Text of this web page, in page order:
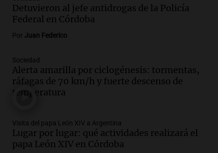
lluvias, senadores manifiestan
oposición a ley de tierras
Panorama Federal
Audio.
centro de esquí Penitentes Park tras
siete años de cierre por falta de nieve
Panorama Federal
Audio.Madres en Rosario piden por la
ley Joaquín.
Viva la Radio Rosario
Detuvieron al jefe antidrogas de la Policía
Federal en Córdoba
Por Juan Federico
Sociedad
Alerta amarilla por ciclogénesis: tormentas,
ráfagas de 70 km/h y fuerte descenso de
temperatura
Visita del papa León XIV a Argentina
Lugar por lugar: qué actividades realizará el
papa León XIV en Córdoba